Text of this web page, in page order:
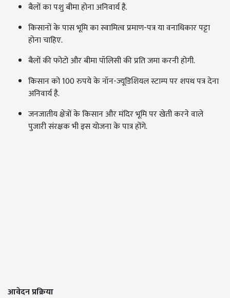
बैलों का पशु बीमा होना अनिवार्य है.
किसानों के पास भूमि का स्वामित्व प्रमाण-पत्र या वनाधिकार पट्टा
होना चाहिए.
बैलों की फोटो और बीमा पॉलिसी की प्रति जमा करनी होगी.
किसान को 100 रुपये के नॉन-ज्यूडिशियल स्टाम्प पर शपथ पत्र देना
अनिवार्य है.
जनजातीय क्षेत्रों के किसान और मंदिर भूमि पर खेती करने वाले
पुजारी संरक्षक भी इस योजना के पात्र होंगे.
आवेदन प्रक्रिया